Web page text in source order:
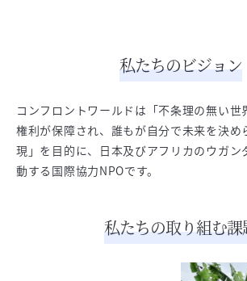
私たちのビジョン
コンフロントワールドは「不条理の無い世
権利が保障され、誰もが自分で未来を決め
現」を目的に、日本及びアフリカのウガン
動する国際協力NPOです。
私たちの取り組む課